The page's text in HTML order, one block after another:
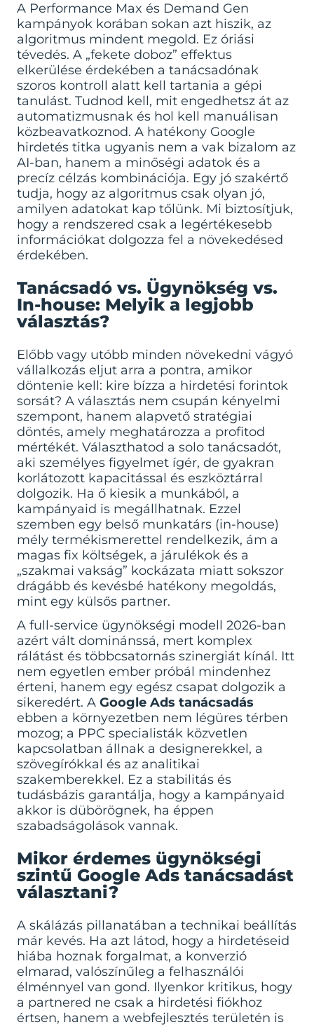
A Performance Max és Demand Gen
kampányok korában sokan azt hiszik, az
algoritmus mindent megold. Ez óriási
tévedés. A „fekete doboz” effektus
elkerülése érdekében a tanácsadónak
szoros kontroll alatt kell tartania a gépi
tanulást. Tudnod kell, mit engedhetsz át az
automatizmusnak és hol kell manuálisan
közbeavatkoznod. A hatékony Google
hirdetés titka ugyanis nem a vak bizalom az
AI-ban, hanem a minőségi adatok és a
precíz célzás kombinációja. Egy jó szakértő
tudja, hogy az algoritmus csak olyan jó,
amilyen adatokat kap tőlünk. Mi biztosítjuk,
hogy a rendszered csak a legértékesebb
információkat dolgozza fel a növekedésed
érdekében.
Tanácsadó vs. Ügynökség vs.
In-house: Melyik a legjobb
választás?
Előbb vagy utóbb minden növekedni vágyó
vállalkozás eljut arra a pontra, amikor
döntenie kell: kire bízza a hirdetési forintok
sorsát? A választás nem csupán kényelmi
szempont, hanem alapvető stratégiai
döntés, amely meghatározza a profitod
mértékét. Választhatod a solo tanácsadót,
aki személyes figyelmet ígér, de gyakran
korlátozott kapacitással és eszköztárral
dolgozik. Ha ő kiesik a munkából, a
kampányaid is megállhatnak. Ezzel
szemben egy belső munkatárs (in-house)
mély termékismerettel rendelkezik, ám a
magas fix költségek, a járulékok és a
„szakmai vakság” kockázata miatt sokszor
drágább és kevésbé hatékony megoldás,
mint egy külsős partner.
A full-service ügynökségi modell 2026-ban
azért vált dominánssá, mert komplex
rálátást és többcsatornás szinergiát kínál. Itt
nem egyetlen ember próbál mindenhez
érteni, hanem egy egész csapat dolgozik a
sikeredért. A Google Ads tanácsadás
ebben a környezetben nem légüres térben
mozog; a PPC specialisták közvetlen
kapcsolatban állnak a designerekkel, a
szövegírókkal és az analitikai
szakemberekkel. Ez a stabilitás és
tudásbázis garantálja, hogy a kampányaid
akkor is dübörögnek, ha éppen
szabadságolások vannak.
Mikor érdemes ügynökségi
szintű Google Ads tanácsadást
választani?
A skálázás pillanatában a technikai beállítás
már kevés. Ha azt látod, hogy a hirdetéseid
hiába hoznak forgalmat, a konverzió
elmarad, valószínűleg a felhasználói
élménnyel van gond. Ilyenkor kritikus, hogy
a partnered ne csak a hirdetési fiókhoz
értsen, hanem a webfejlesztés területén is